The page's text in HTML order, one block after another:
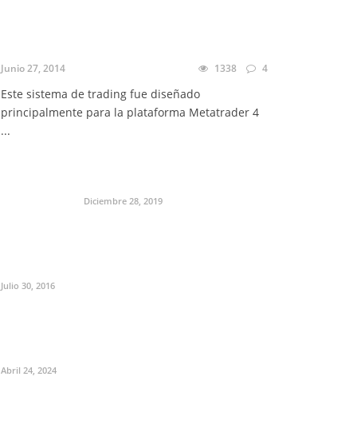
Junio 27, 2014 1338 4
Este sistema de trading fue diseñado
principalmente para la plataforma Metatrader 4
...
Diciembre 28, 2019
Julio 30, 2016
Abril 24, 2024